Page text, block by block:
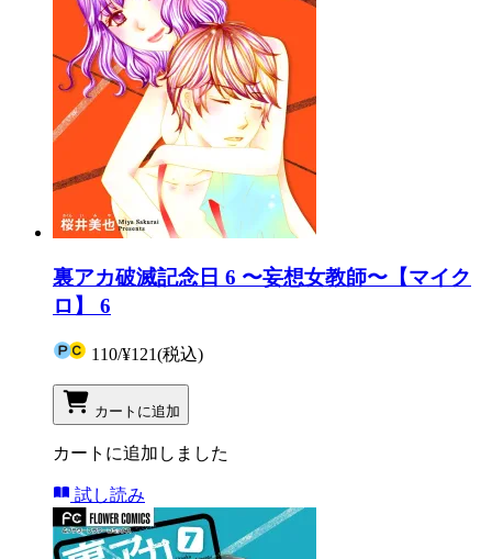
裏アカ破滅記念日 6 〜妄想女教師〜【マイク
ロ】 6
110/¥121(税込)
カートに追加
カートに追加しました
試し読み